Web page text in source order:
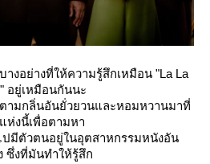
งอย่างที่ให้ความรู้สึกเหมือน "La La
อยู่เหมือนกันนะ
ตามกลิ่นอันยั่วยวนและหอมหวานมาที่
ห่งนี้เพื่อตามหา
ปมีตัวตนอยู่ในอุตสาหกรรมหนังอัน
ซึ่งที่มันทำให้รู้สึก